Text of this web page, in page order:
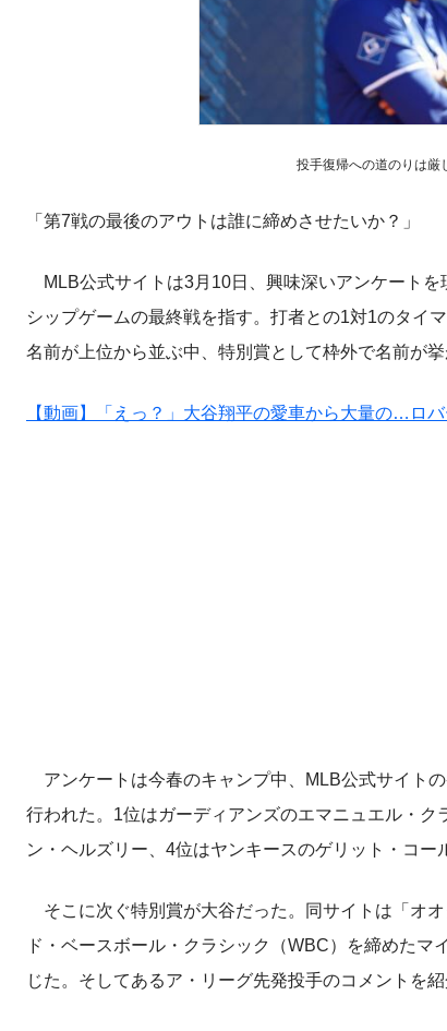
投手復帰への道のりは厳
「第7戦の最後のアウトは誰に締めさせたいか？」
MLB公式サイトは3月10日、興味深いアンケート
シップゲームの最終戦を指す。打者との1対1のタイ
名前が上位から並ぶ中、特別賞として枠外で名前が
【動画】「えっ？」大谷翔平の愛車から大量の…ロバ
アンケートは今春のキャンプ中、MLB公式サイト
行われた。1位はガーディアンズのエマニュエル・
ン・ヘルズリー、4位はヤンキースのゲリット・コー
そこに次ぐ特別賞が大谷だった。同サイトは「オ
ド・ベースボール・クラシック（WBC）を締めた
じた。そしてあるア・リーグ先発投手のコメントを紹